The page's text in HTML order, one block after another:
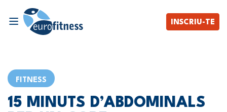
INSCRIU-TE
FITNESS
15 MINUTS D’ABDOMINALS